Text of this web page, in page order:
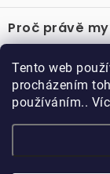
Tento web
procházením
používáním..
á
p
a
Proč právě
Recenze
Důležité
Velkoobchod
Vzorková prodejna
Kariéra
O nákupu
Obchodní